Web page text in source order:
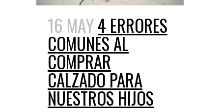
16 MAY4 ERRORES
COMUNES AL
COMPRAR
CALZADO PARA
NUESTROS HIJOS